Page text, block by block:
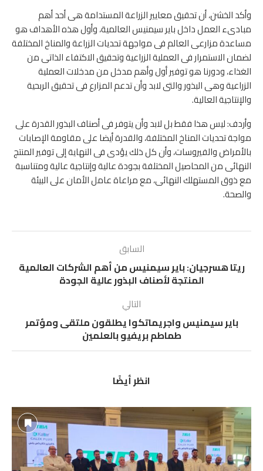
وأكد الخشن، أن تحقيق معايير الزراعة المستدامة هى أحد أهم
مبادىء العمل داخل باير سيمنيس العالمية، وأول هذه الأهداف هو
مساعدة مزارعى العالم فى مواجهة تحديات الزراعة والمناخ المختلفة
لضمان الاستمرار فى العملية الزراعية وتحقيق الاكتفاء الذاتى من
الغذاء، ودورنا هو توفير أول وأهم مدخل من مدخلات العملية
الزراعية وهى البذور والتى لابد وأن تدعم المزارع فى تحقيق الربحية
والإنتاجية العالية.
وأردف: ليس هذا فقط بل لابد وأن يتوفر فى أصناف البذور القدرة على
مواجة تحديات المناخ المختلفة، والقدرة أيضا على مقاومة الإصابات
بالأمراض والفيروسات، وأن كل ذلك يؤدى فى النهاية إلى توفير المنتج
النهائى من المحاصيل المختلفة بجودة عالية وإنتاجية عالية ومتناسبة
مع ذوق المستهلك النهائى، مع مراعاة عامل الأمان على البيئة
والصحة.
السابق
ريتا هسرجيان: باير سيمنيس من أهم الشركات العالمية
المنتجة لأصناف البذور عالية الجودة
التالي
باير سيمنيس واجريماتكوا يطلقون ملتقى ومؤتمر
طماطم بريفيو بالعلمين
انظر أيضًا